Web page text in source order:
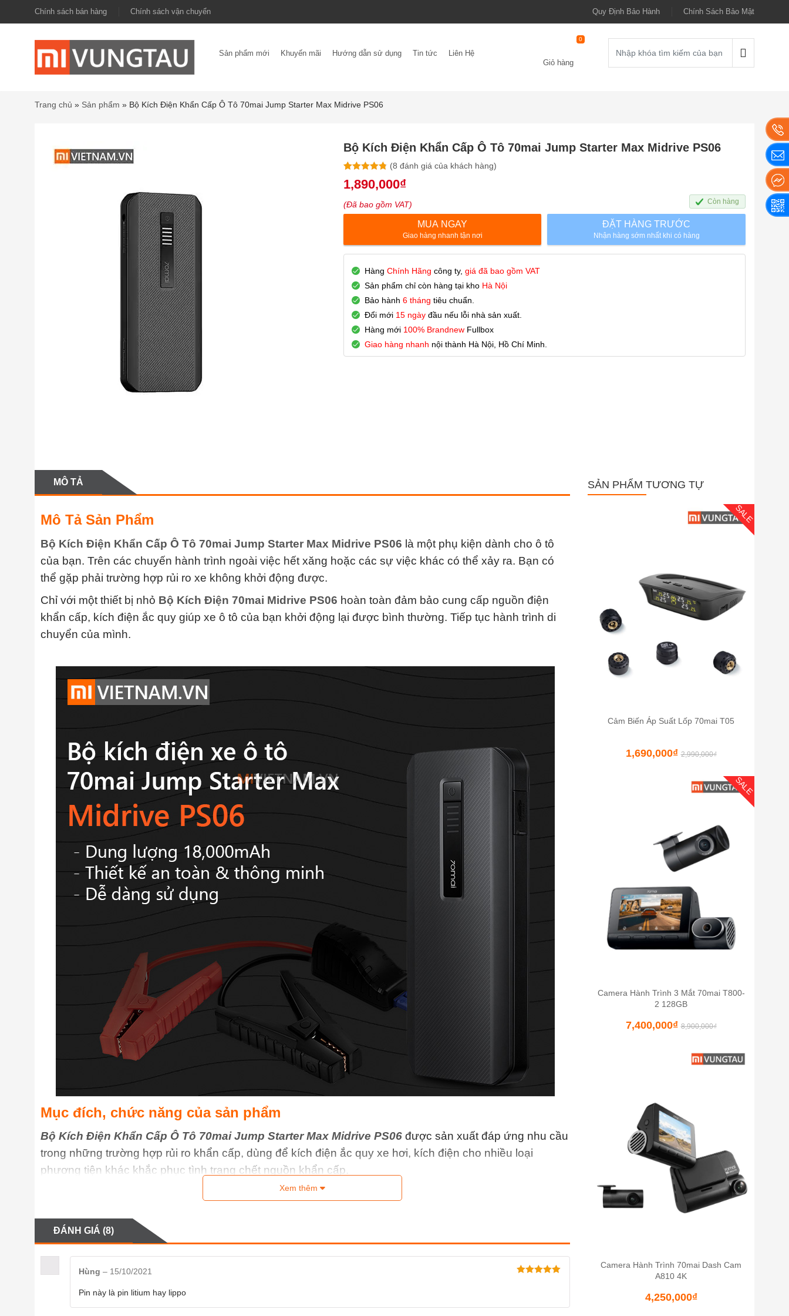
Chính sách bán hàng Chính sách vận chuyển Quy Định Bảo Hành Chính Sách Bảo Mật
Sản phẩm mới Khuyến mãi Hướng dẫn sử dụng Tin tức
Liên Hệ
Giỏ hàng
0
Trang chủ » Sản phẩm » Bộ Kích Điện Khẩn Cấp Ô Tô 70mai Jump Starter Max Midrive PS06
Bộ Kích Điện Khẩn Cấp Ô Tô 70mai Jump Starter Max Midrive PS06
4.75trên 5
dựa trên
8
(8 đánh giá của khách hàng)
1,890,000₫
(Đã bao gồm VAT) Còn hàng
MUA NGAY
Giao hàng nhanh tận nơi
ĐẶT HÀNG TRƯỚC
Nhận hàng sớm nhất khi có hàng
Hàng Chính Hãng công ty, giá đã bao gồm VAT
Sản phẩm chỉ còn hàng tại kho Hà Nội
Bảo hành 6 tháng tiêu chuẩn.
Đổi mới 15 ngàyđầu nếu lỗi nhà sản xuất.
Hàng mới 100% BrandnewFullbox
Giao hàng nhanh nội thành Hà Nội, Hồ Chí Minh.
MÔ TẢ
Mô Tả Sản Phẩm
Bộ Kích Điện Khẩn Cấp Ô Tô 70mai Jump Starter Max Midrive PS06 là một phụ kiện dành cho ô tô
của bạn. Trên các chuyến hành trình ngoài việc hết xăng hoặc các sự việc khác có thể xảy ra. Bạn có
thể gặp phải trường hợp rủi ro xe không khởi động được.
Chỉ với một thiết bị nhỏ Bộ Kích Điện 70mai Midrive PS06 hoàn toàn đảm bảo cung cấp nguồn điện
khẩn cấp, kích điện ắc quy giúp xe ô tô của bạn khởi động lại được bình thường. Tiếp tục hành trình di
chuyển của mình.
Mục đích, chức năng của sản phẩm
Bộ Kích Điện Khẩn Cấp Ô Tô 70mai Jump Starter Max Midrive PS06 được sản xuất đáp ứng nhu cầu
trong những trường hợp rủi ro khẩn cấp, dùng để kích điện ắc quy xe hơi, kích điện cho nhiều loại
phương tiện khác khắc phục tình trạng chết nguồn khẩn cấp.
Xem thêm
ĐÁNH GIÁ (8)
Hùng – 15/10/2021
Pin này là pin litium hay lippo
SẢN PHẨM TƯƠNG TỰ
SALE
Cảm Biến Áp Suất Lốp 70mai T05
1,690,000₫ 2,990,000₫
SALE
Camera Hành Trình 3 Mắt 70mai T800-
2 128GB
7,400,000₫ 8,900,000₫
Camera Hành Trình 70mai Dash Cam
A810 4K
4,250,000₫